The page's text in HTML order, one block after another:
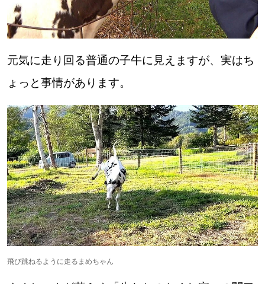
北海道で暮らす、あなたとつくる、
明日への”きっかけ”WEBマガジン
【暮らしの知恵を身につけたい】 札幌市
【札幌のお気に入りを見つけたい】
【道央のお気に入りを見つけたい】
【道北のお気に入りを見つけたい】
【道東のお気に入りを見つけたい】
元気に走り回る普通の子牛に見えますが、実はち
ょっと事情があります。
飛び跳ねるように走るまめちゃん